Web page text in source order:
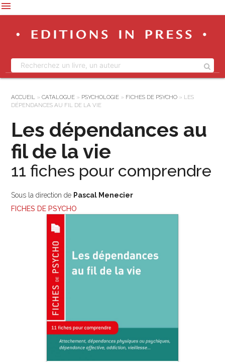
menu
ACCUEIL » CATALOGUE» PSYCHOLOGIE» FICHES DE PSYCHO» LES
DÉPENDANCES AU FIL DE LA VIE
Les dépendances au
fil de la vie
11 fiches pour comprendre
Sous la direction de Pascal Menecier
FICHES DE PSYCHO